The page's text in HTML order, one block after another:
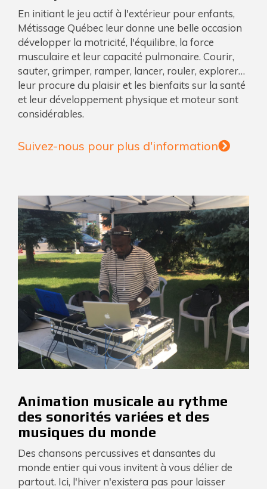
En initiant le jeu actif à l'extérieur pour enfants,
Métissage Québec leur donne une belle occasion
développer la motricité, l'équilibre, la force
musculaire et leur capacité pulmonaire. Courir,
sauter, grimper, ramper, lancer, rouler, explorer…
leur procure du plaisir et les bienfaits sur la santé
et leur développement physique et moteur sont
considérables.
Suivez-nous pour plus d'information
Animation musicale au rythme
des sonorités variées et des
musiques du monde
Des chansons percussives et dansantes du
monde entier qui vous invitent à vous délier de
partout. Ici, l'hiver n'existera pas pour laisser